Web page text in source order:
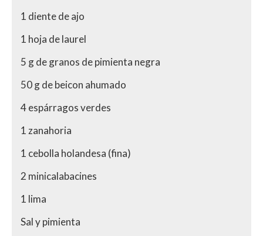
1 diente de ajo
1 hoja de laurel
5 g de granos de pimienta negra
50 g de beicon ahumado
4 espárragos verdes
1 zanahoria
1 cebolla holandesa (fina)
2 minicalabacines
1 lima
Sal y pimienta